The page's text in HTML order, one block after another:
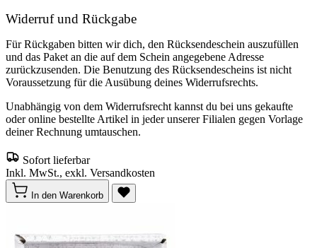
Widerruf und Rückgabe
Für Rückgaben bitten wir dich, den Rücksendeschein auszufüllen
und das Paket an die auf dem Schein angegebene Adresse
zurückzusenden. Die Benutzung des Rücksendescheins ist nicht
Voraussetzung für die Ausübung deines Widerrufsrechts.
Unabhängig von dem Widerrufsrecht kannst du bei uns gekaufte
oder online bestellte Artikel in jeder unserer Filialen gegen Vorlage
deiner Rechnung umtauschen.
Sofort lieferbar
Inkl. MwSt., exkl. Versandkosten
In den Warenkorb